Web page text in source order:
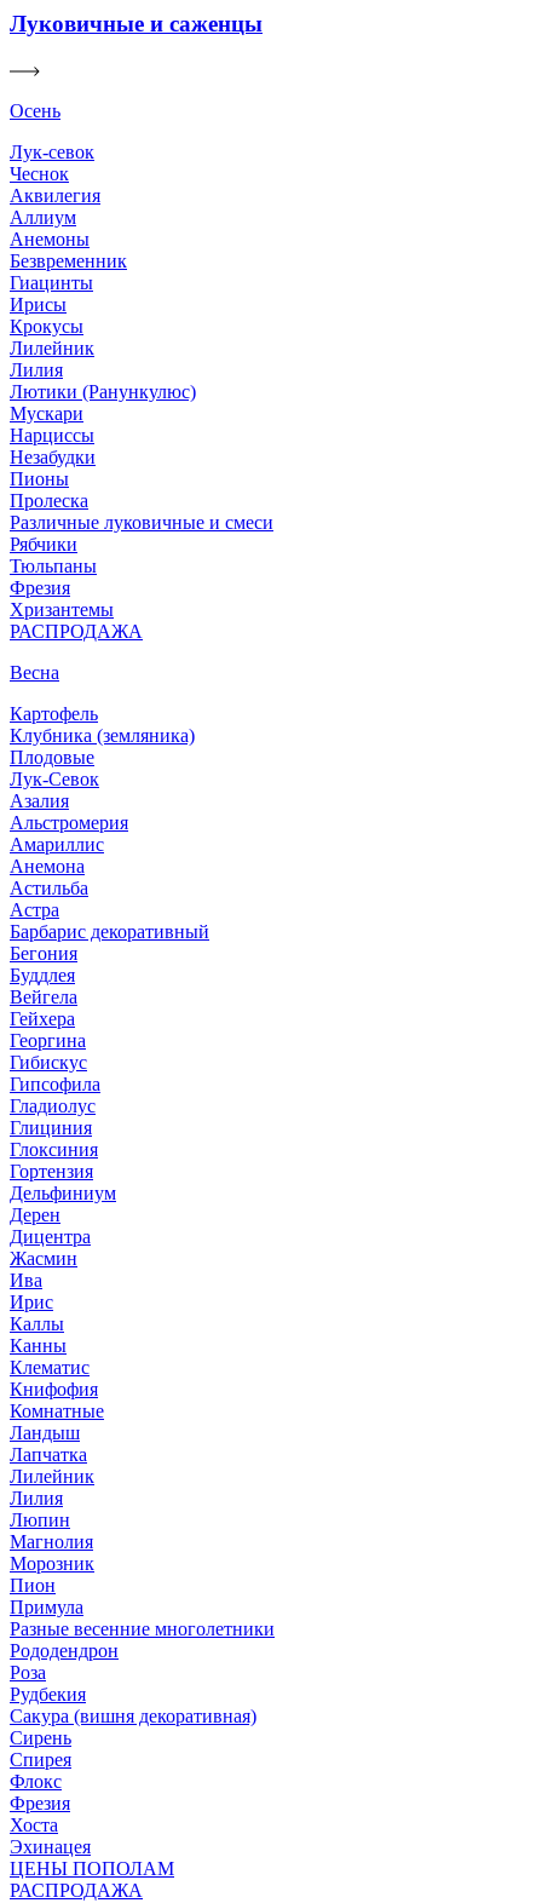
Луковичные и саженцы
Осень
Лук-севок
Чеснок
Аквилегия
Аллиум
Анемоны
Безвременник
Гиацинты
Ирисы
Крокусы
Лилейник
Лилия
Лютики (Ранункулюс)
Мускари
Нарцисcы
Незабудки
Пионы
Пролеска
Различные луковичные и смеси
Рябчики
Тюльпаны
Фрезия
Хризантемы
РАСПРОДАЖА
Весна
Картофель
Клубника (земляника)
Плодовые
Лук-Севок
Азалия
Альстромерия
Амариллис
Анемона
Астильба
Астра
Барбарис декоративный
Бегония
Буддлея
Вейгела
Гейхера
Георгина
Гибискус
Гипсофила
Гладиолус
Глициния
Глоксиния
Гортензия
Дельфиниум
Дерен
Дицентра
Жасмин
Ива
Ирис
Каллы
Канны
Клематис
Книфофия
Комнатные
Ландыш
Лапчатка
Лилейник
Лилия
Люпин
Магнолия
Морозник
Пион
Примула
Разные весенние многолетники
Рододендрон
Роза
Рудбекия
Сакура (вишня декоративная)
Сирень
Спирея
Флокс
Фрезия
Хоста
Эхинацея
ЦЕНЫ ПОПОЛАМ
РАСПРОДАЖА